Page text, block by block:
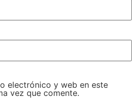
electrónico y web en este
vez que comente.